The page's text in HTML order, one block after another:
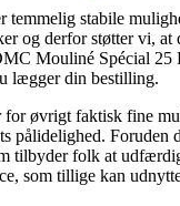
temmelig stabile
og derfor støtter vi, at
Mouliné Spécial 25
lægger din bestilling.
for øvrigt faktisk fine
pålidelighed. Foruden
tilbyder folk at
som tillige kan